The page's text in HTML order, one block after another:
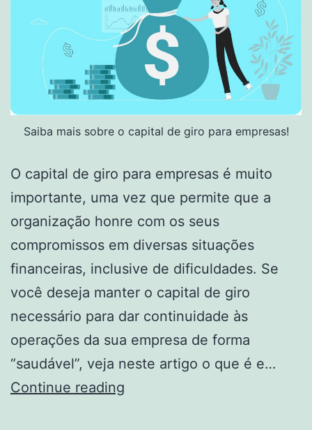
Saiba mais sobre o capital de giro para empresas!
O capital de giro para empresas é muito
importante, uma vez que permite que a
organização honre com os seus
compromissos em diversas situações
financeiras, inclusive de dificuldades. Se
você deseja manter o capital de giro
necessário para dar continuidade às
operações da sua empresa de forma
“saudável”, veja neste artigo o que é e…
Continue reading